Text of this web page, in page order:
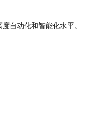
自动化和智能化水平。